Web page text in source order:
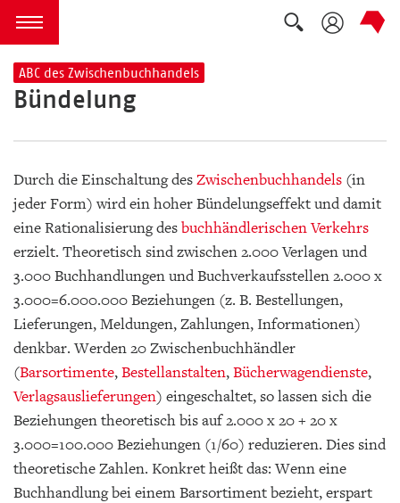
zum Inhalt springen
Menü öffnen
Suche
ABC des Zwischenbuchhandels
Bündelung
Durch die Einschaltung desZwischenbuchhandels (in
jeder Form) wird ein hoher Bündelungseffekt und damit
eine Rationalisierung desbuchhändlerischen Verkehrs
erzielt. Theoretisch sind zwischen 2.000 Verlagen und
3.000 Buchhandlungen und Buchverkaufsstellen 2.000 x
3.000=6.000.000 Beziehungen (z. B. Bestellungen,
Lieferungen, Meldungen, Zahlungen, Informationen)
denkbar. Werden 20 Zwischenbuchhändler
(Barsortimente,Bestellanstalten,Bücherwagendienste,
Verlagsauslieferungen) eingeschaltet, so lassen sich die
Beziehungen theoretisch bis auf 2.000 x 20 + 20 x
3.000=100.000 Beziehungen (1/60) reduzieren. Dies sind
theoretische Zahlen. Konkret heißt das: Wenn eine
Buchhandlung bei einem Barsortiment bezieht, erspart